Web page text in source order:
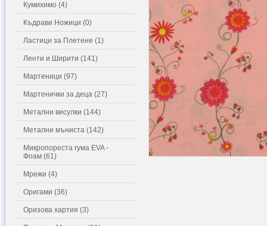
Кумихимо (4)
Къдрави Ножици (0)
Ластици за Плетене (1)
Ленти и Ширити (141)
Мартеници (97)
Мартенички за деца (27)
Метални висулки (144)
Метални мъниста (142)
Микропореста гума EVA -
Фоам (61)
Мрежи (4)
Оригами (36)
Оризова хартия (3)